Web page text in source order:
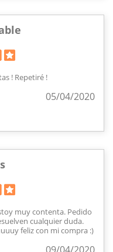
! Repetiré !
05/04/2020
muy contenta. Pedido
cualquier duda.
feliz con mi compra :)